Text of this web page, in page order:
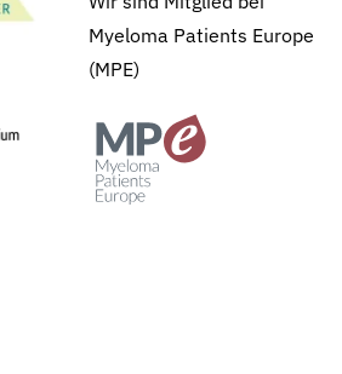
Myeloma Patients Europe
(MPE)